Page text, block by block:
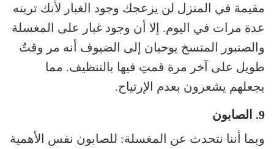
مقيمة في المنزل لن يزعجك وجود الغبار لأنك ترينه
عدة مرات في اليوم. إلا أن وجود غبار على المغسلة
والصنبور المتسخ يوحيان إلى الضيوف أنه مر وقتٌ
طويل على آخر مرة قمتِ فيها بالتنظيف. مما
يجعلهم يشعرون بعدم الإرتياح.
9. الصابون
وبما أننا نتحدث عن المغسلة: للصابون نفس الأهمية